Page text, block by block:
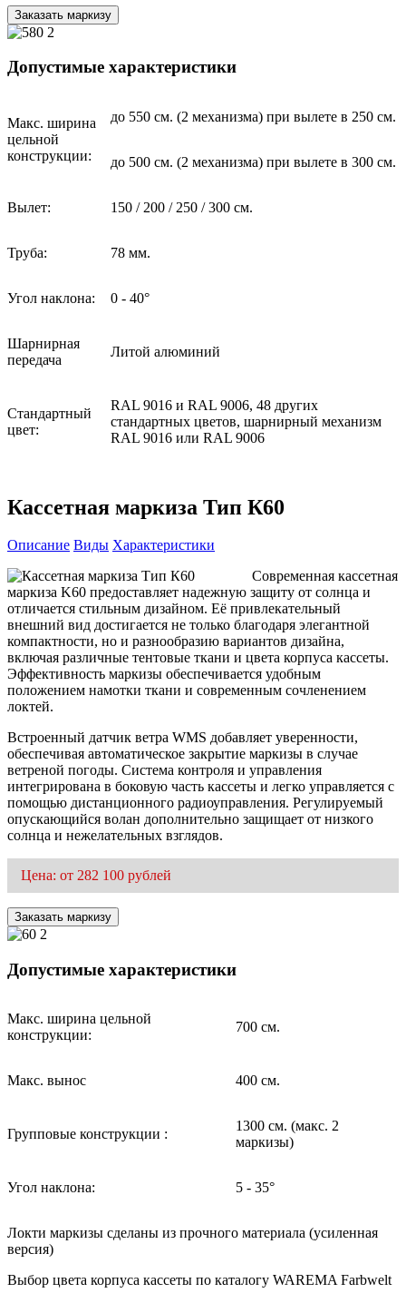
Заказать маркизу
Допустимые характеристики
Макс. ширина
цельной
конструкции:
до 550 см. (2 механизма) при вылете в 250 см.
до 500 см. (2 механизма) при вылете в 300 см.
Вылет: 150 / 200 / 250 / 300 см.
Труба: 78 мм.
Угол наклона: 0 - 40°
Шарнирная
передача
Литой алюминий
Стандартный
цвет:
RAL 9016 и RAL 9006, 48 других
стандартных цветов, шарнирный механизм
RAL 9016 или RAL 9006
Кассетная маркиза Тип К60
Описание Виды Характеристики
Современная кассетная
маркиза K60 предоставляет надежную защиту от солнца и
отличается стильным дизайном. Её привлекательный
внешний вид достигается не только благодаря элегантной
компактности, но и разнообразию вариантов дизайна,
включая различные тентовые ткани и цвета корпуса кассеты.
Эффективность маркизы обеспечивается удобным
положением намотки ткани и современным сочленением
локтей.
Встроенный датчик ветра WMS добавляет уверенности,
обеспечивая автоматическое закрытие маркизы в случае
ветреной погоды. Система контроля и управления
интегрирована в боковую часть кассеты и легко управляется с
помощью дистанционного радиоуправления. Регулируемый
опускающийся волан дополнительно защищает от низкого
солнца и нежелательных взглядов.
Цена: от 282 100 рублей
Заказать маркизу
Допустимые характеристики
Макс. ширина цельной
конструкции:
700 см.
Макс. вынос 400 см.
Групповые конструкции :
1300 см. (макс. 2
маркизы)
Угол наклона: 5 - 35°
Локти маркизы сделаны из прочного материала (усиленная
версия)
Выбор цвета корпуса кассеты по каталогу WAREMA Farbwelt